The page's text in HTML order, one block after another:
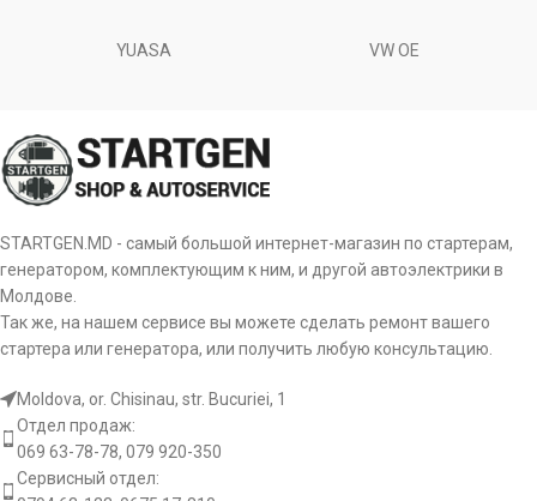
YUASA VW OE
STARTGEN.MD - самый большой интернет-магазин по стартерам,
генератором, комплектующим к ним, и другой автоэлектрики в
Молдове.
Так же, на нашем сервисе вы можете сделать ремонт вашего
стартера или генератора, или получить любую консультацию.
Moldova, or. Chisinau, str. Bucuriei, 1
Отдел продаж:
069 63-78-78, 079 920-350
Сервисный отдел: